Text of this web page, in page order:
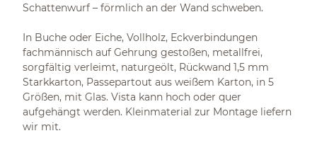
Schattenwurf – förmlich an der Wand schweben.
In Buche oder Eiche, Vollholz, Eckverbindungen
fachmännisch auf Gehrung gestoßen, metallfrei,
sorgfältig verleimt, naturgeölt, Rückwand 1,5 mm
Starkkarton, Passepartout aus weißem Karton, in 5
Größen, mit Glas. Vista kann hoch oder quer
aufgehängt werden. Kleinmaterial zur Montage liefern
wir mit.